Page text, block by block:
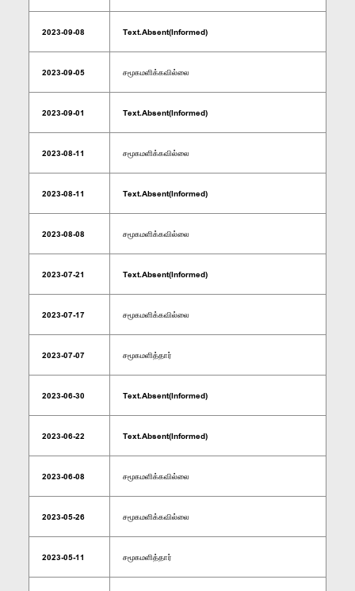
2023-09-08 Text.Absent(Informed)
2023-09-05 சமூகமளிக்கவில்லை
2023-09-01 Text.Absent(Informed)
2023-08-11 சமூகமளிக்கவில்லை
2023-08-11 Text.Absent(Informed)
2023-08-08 சமூகமளிக்கவில்லை
2023-07-21 Text.Absent(Informed)
2023-07-17 சமூகமளிக்கவில்லை
2023-07-07 சமூகமளித்தார்
2023-06-30 Text.Absent(Informed)
2023-06-22 Text.Absent(Informed)
2023-06-08 சமூகமளிக்கவில்லை
2023-05-26 சமூகமளிக்கவில்லை
2023-05-11 சமூகமளித்தார்